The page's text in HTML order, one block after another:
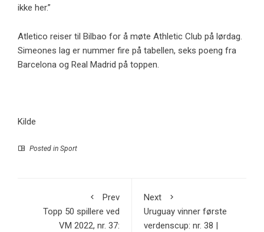
ikke her.”
Atletico reiser til Bilbao for å møte Athletic Club på lørdag.
Simeones lag er nummer fire på tabellen, seks poeng fra
Barcelona og Real Madrid på toppen.
Kilde
Posted in Sport
Prev
Topp 50 spillere ved
VM 2022, nr. 37:
Next
Uruguay vinner første
verdenscup: nr. 38 |